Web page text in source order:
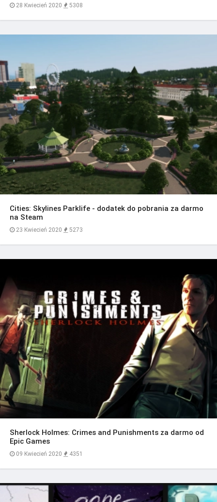
28 Kwiecień 2020 5308
Cities: Skylines Parklife - dodatek do pobrania za darmo
na Steam
23 Kwiecień 2020 5273
Sherlock Holmes: Crimes and Punishments za darmo od
Epic Games
09 Kwiecień 2020 4351